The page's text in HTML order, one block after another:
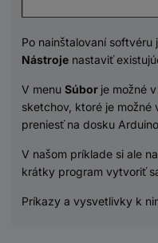
Po nainštalovaní
Nástroje nastaviť
V menu Súbor je možné
sketchov, ktoré je
preniesť na dosku
V našom príklade si ale
krátky program vytvoriť
Príkazy a vysvetlivky k